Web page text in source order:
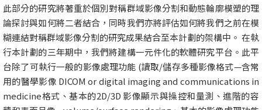
此部分的研究將著重於個別對稱群域影像分割和動態輪廓模塑的理
論探討與如何將二者結合，同時我們亦將評估如何將我們之前在模
糊連結對稱群域影像分割的研究成果結合至本計劃的架構中。 在執
行本計劃的三年期中，我們將建構一元件化的軟體研究平台。此平
台除了可執行一般的影像處理功能 (讀取/儲存多種影像格式—含常
用的醫學影像 DICOM or digital imaging and communications in
medicine格式、基本的2D/3D 影像顯示與操控和量測、進階的容